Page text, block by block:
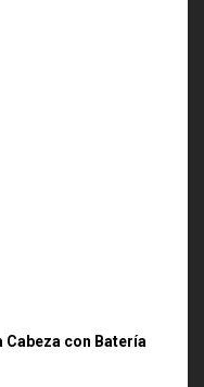
Cabeza con Batería